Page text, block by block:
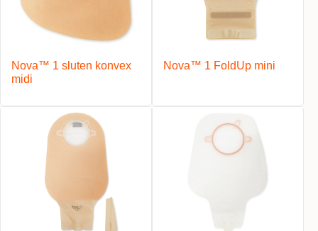
Nova™ 1 sluten konvex
midi
Nova™ 1 FoldUp mini